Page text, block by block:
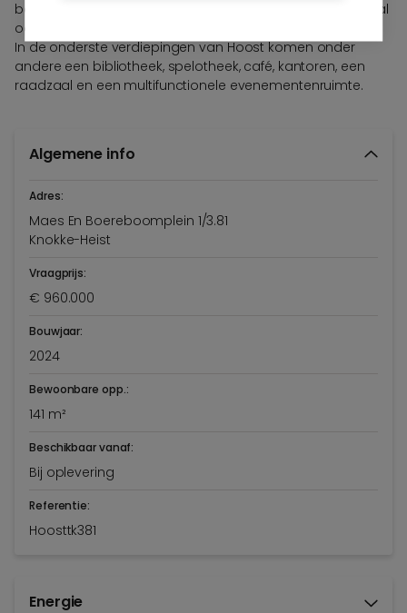
beleving en een instant vakantiegevoel, maar geeft vooral
ook kleur aan Knokke-Heist.
In de onderste verdiepingen van Hoost komen onder
andere een bibliotheek, spelotheek, café, kantoren, een
raadzaal en een multifunctionele evenementenruimte.
Algemene info
Adres:
Maes En Boereboomplein 1/3.81
Knokke-Heist
Vraagprijs:
€ 960.000
Bouwjaar:
2024
Bewoonbare opp.:
141 m²
Beschikbaar vanaf:
Bij oplevering
Referentie:
Hoosttk381
Energie